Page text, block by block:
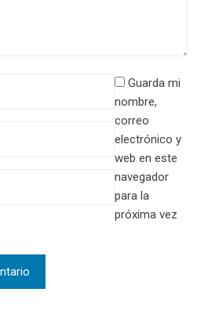
Guarda mi
nombre,
correo
electrónico y
web en este
navegador
para la
próxima vez